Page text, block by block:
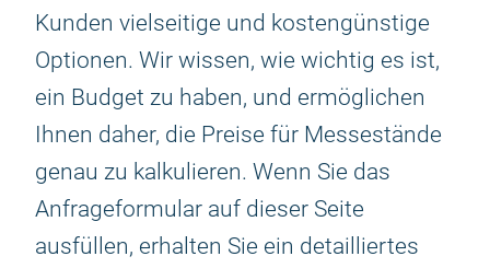
Kunden vielseitige und kostengünstige
Optionen. Wir wissen, wie wichtig es ist,
ein Budget zu haben, und ermöglichen
Ihnen daher, die Preise für Messestände
genau zu kalkulieren. Wenn Sie das
Anfrageformular auf dieser Seite
ausfüllen, erhalten Sie ein detailliertes